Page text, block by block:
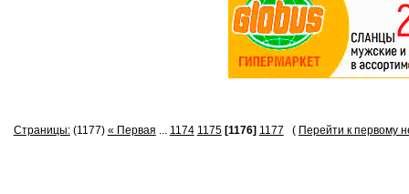
Страницы:(1177) « Первая ... 1174 1175 [1176] 1177 ( Перейти к первому